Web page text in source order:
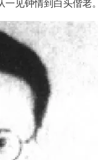
见钟情到白头偕老。